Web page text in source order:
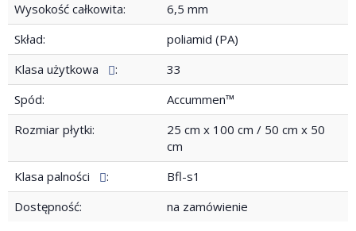
Wysokość całkowita:
6,5 mm
Skład:
poliamid (PA)
Klasa użytkowa
:
33
Spód:
Accummen™
Rozmiar płytki:
25 cm x 100 cm / 50 cm x 50
cm
Klasa palności
:
Bfl-s1
Dostępność:
na zamówienie